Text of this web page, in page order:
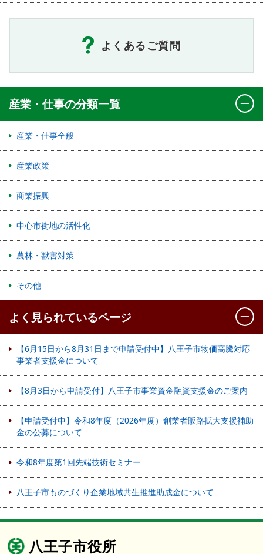
よくあるご質問
産業・仕事の分類一覧
産業・仕事全般
産業政策
商業振興
中心市街地の活性化
農林・獣害対策
その他
よく見られているページ
【6月15日から8月31日まで申請受付中】八王子市物価高騰対応
事業者支援金について
【8月3日から申請受付】八王子市事業資金融資支援金のご案内
【申請受付中】令和8年度（2026年度）創業者販路拡大支援補助
金の公募について
令和8年度第1回先端技術セミナー
八王子市ものづくり企業地域共生推進助成金について
八王子市役所